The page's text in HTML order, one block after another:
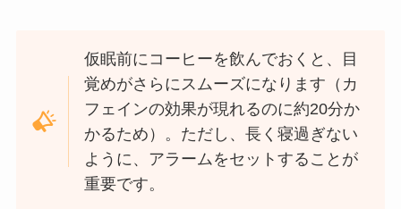
仮眠前にコーヒーを飲んでおくと、目
覚めがさらにスムーズになります（カ
フェインの効果が現れるのに約20分か
かるため）。ただし、長く寝過ぎない
ように、アラームをセットすることが
重要です。